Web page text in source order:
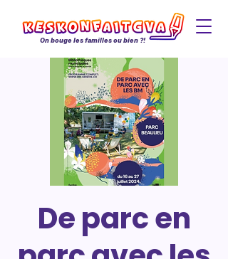
On bouge les familles ou bien ?!
De parc en